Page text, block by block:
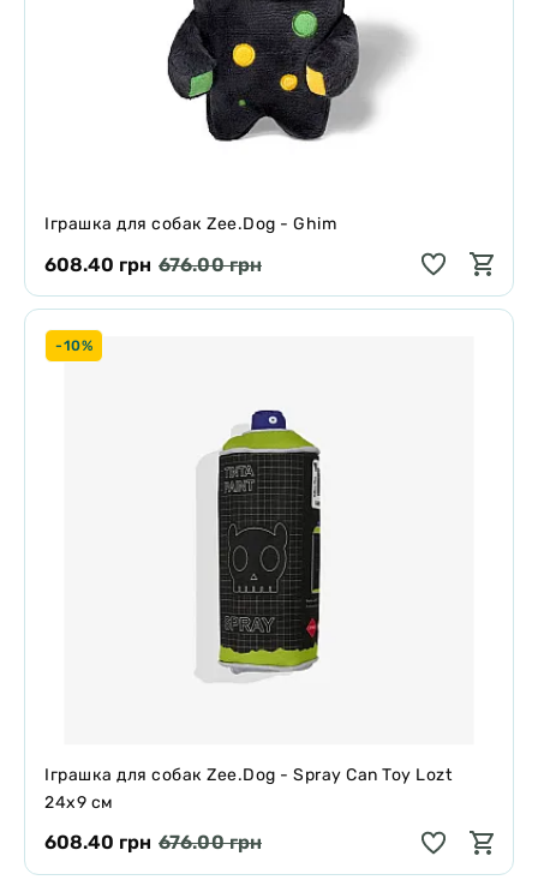
Іграшка для собак Zee.Dog - Ghim
608.40 грн 676.00 грн
-10%
Іграшка для собак Zee.Dog - Spray Can Toy Lozt
24х9 см
608.40 грн 676.00 грн